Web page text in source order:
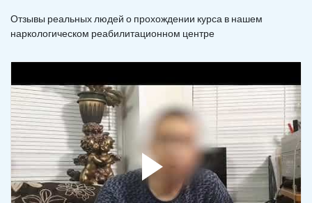
Отзывы реальных людей о прохождении курса в нашем
наркологическом реабилитационном центре